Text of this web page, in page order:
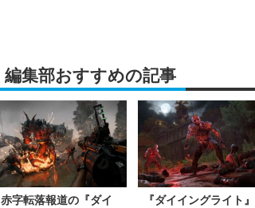
編集部おすすめの記事
赤字転落報道の『ダイ
『ダイイングライト』